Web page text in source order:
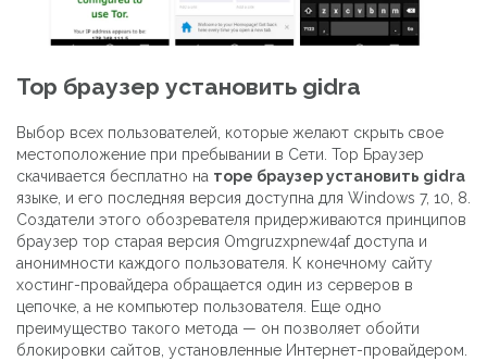
Тор браузер установить gidra
Выбор всех пользователей, которые желают скрыть свое
местоположение при пребывании в Сети. Тор Браузер
скачивается бесплатно на торе браузер установить gidra
языке, и его последняя версия доступна для Windows 7, 10, 8.
Создатели этого обозревателя придерживаются принципов
браузер тор старая версия Omgruzxpnew4af доступа и
анонимности каждого пользователя. К конечному сайту
хостинг-провайдера обращается один из серверов в
цепочке, а не компьютер пользователя. Еще одно
преимущество такого метода — он позволяет обойти
блокировки сайтов, установленные Интернет-провайдером.